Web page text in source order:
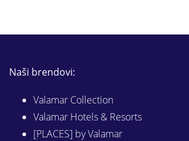
Naši brendovi:
Valamar Collection
Valamar Hotels & Resorts
[PLACES] by Valamar